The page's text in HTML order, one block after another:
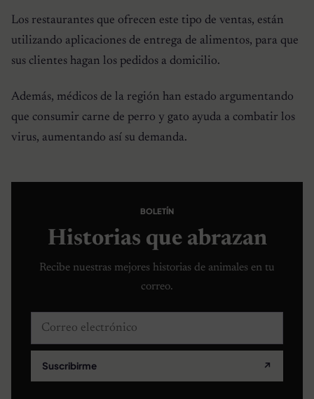
Los restaurantes que ofrecen este tipo de ventas, están
utilizando aplicaciones de entrega de alimentos, para que
sus clientes hagan los pedidos a domicilio.
Además, médicos de la región han estado argumentando
que consumir carne de perro y gato ayuda a combatir los
virus, aumentando así su demanda.
BOLETÍN
Historias que abrazan
Recibe nuestras mejores historias de animales en tu
correo.
Correo electrónico
Suscribirme ↗